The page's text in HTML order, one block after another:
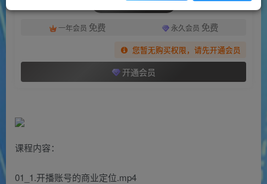
会员专属资源
一年会员 免费 永久会员 免费
您暂无购买权限，请先开通会员
开通会员
课程内容：
01_1.开播账号的商业定位.mp4